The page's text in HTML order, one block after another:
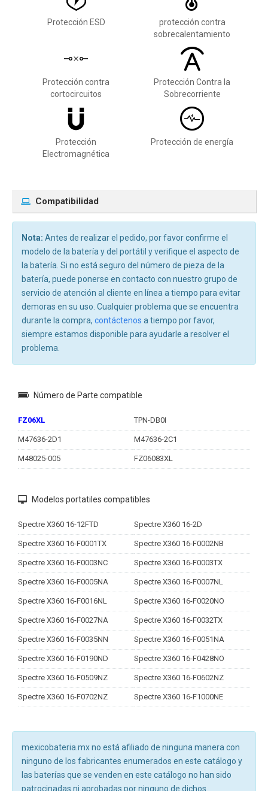
Protección ESD
protección contra
sobrecalentamiento
Protección contra
cortocircuitos
Protección Contra la
Sobrecorriente
Protección
Electromagnética
Protección de energía
Compatibilidad
Nota: Antes de realizar el pedido, por favor confirme el
modelo de la batería y del portátil y verifique el aspecto de
la batería. Si no está seguro del número de pieza de la
batería, puede ponerse en contacto con nuestro grupo de
servicio de atención al cliente en línea a tiempo para evitar
demoras en su uso. Cualquier problema que se encuentra
durante la compra, contáctenos a tiempo por favor,
siempre estamos disponible para ayudarle a resolver el
problema.
Número de Parte compatible
FZ06XL TPN-DB0I
M47636-2D1 M47636-2C1
M48025-005 FZ06083XL
Modelos portatiles compatibles
Spectre X360 16-12FTD Spectre X360 16-2D
Spectre X360 16-F0001TX Spectre X360 16-F0002NB
Spectre X360 16-F0003NC Spectre X360 16-F0003TX
Spectre X360 16-F0005NA Spectre X360 16-F0007NL
Spectre X360 16-F0016NL Spectre X360 16-F0020NO
Spectre X360 16-F0027NA Spectre X360 16-F0032TX
Spectre X360 16-F0035NN Spectre X360 16-F0051NA
Spectre X360 16-F0190ND Spectre X360 16-F0428NO
Spectre X360 16-F0509NZ Spectre X360 16-F0602NZ
Spectre X360 16-F0702NZ Spectre X360 16-F1000NE
mexicobateria.mx no está afiliado de ninguna manera con
ninguno de los fabricantes enumerados en este catálogo y
las baterías que se venden en este catálogo no han sido
patrocinadas ni aprobadas por ninguno de dichos